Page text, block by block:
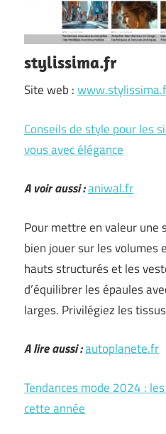
stylissima.fr
Site web :
Conseils de style pour les
vous avec élégance
A voir aussi :aniwal.fr
Pour mettre en valeur une
bien jouer sur les volumes
hauts structurés et les
d’équilibrer les épaules
larges. Privilégiez les
A lire aussi :autoplanete.fr
Tendances mode 2024 :
cette année